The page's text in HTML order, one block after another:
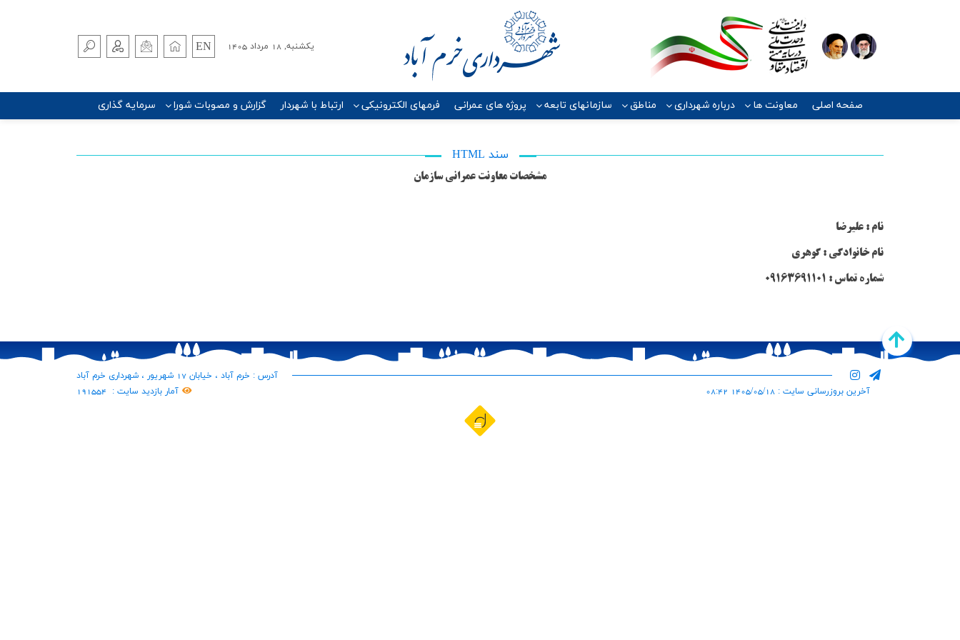
يکشنبه, 18 مرداد 1405 EN
صفحه اصلی معاونت ها درباره شهرداری مناطق سازمانهای تابعه پروژه هاي عمراني فرمهای الکترونیکی ارتباط با شهردار گزارش و مصوبات شورا سرمایه گذاری
سند HTML
مشخصات معاونت عمرانی سازمان
نام : علیرضا
نام خانوادگی : گوهری
شماره تماس : 09163691101
آدرس : خرم آباد ، خیابان 17 شهریور ، شهرداری خرم آباد
آخرین بروزرسانی سایت : 1405/05/18 08:42
آمار بازدید سایت : 191554